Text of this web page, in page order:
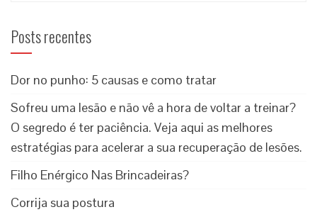
Posts recentes
Dor no punho: 5 causas e como tratar
Sofreu uma lesão e não vê a hora de voltar a treinar?
O segredo é ter paciência. Veja aqui as melhores
estratégias para acelerar a sua recuperação de lesões.
Filho Enérgico Nas Brincadeiras?
Corrija sua postura